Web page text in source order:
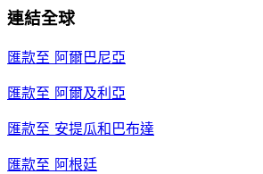
連結全球
匯款至 阿爾巴尼亞
匯款至 阿爾及利亞
匯款至 安提瓜和巴布達
匯款至 阿根廷